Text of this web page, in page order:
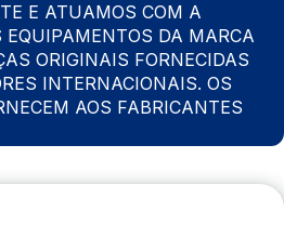
E ATUAMOS COM A
DA MARCA
ORIGINAIS FORNECIDAS
INTERNACIONAIS. OS
AOS FABRICANTES